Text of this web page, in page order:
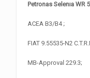
Petronas Selenıa WR
ACEA B3/B4 ;
FIAT 9.55535-N2
MB-Approval 229.3;